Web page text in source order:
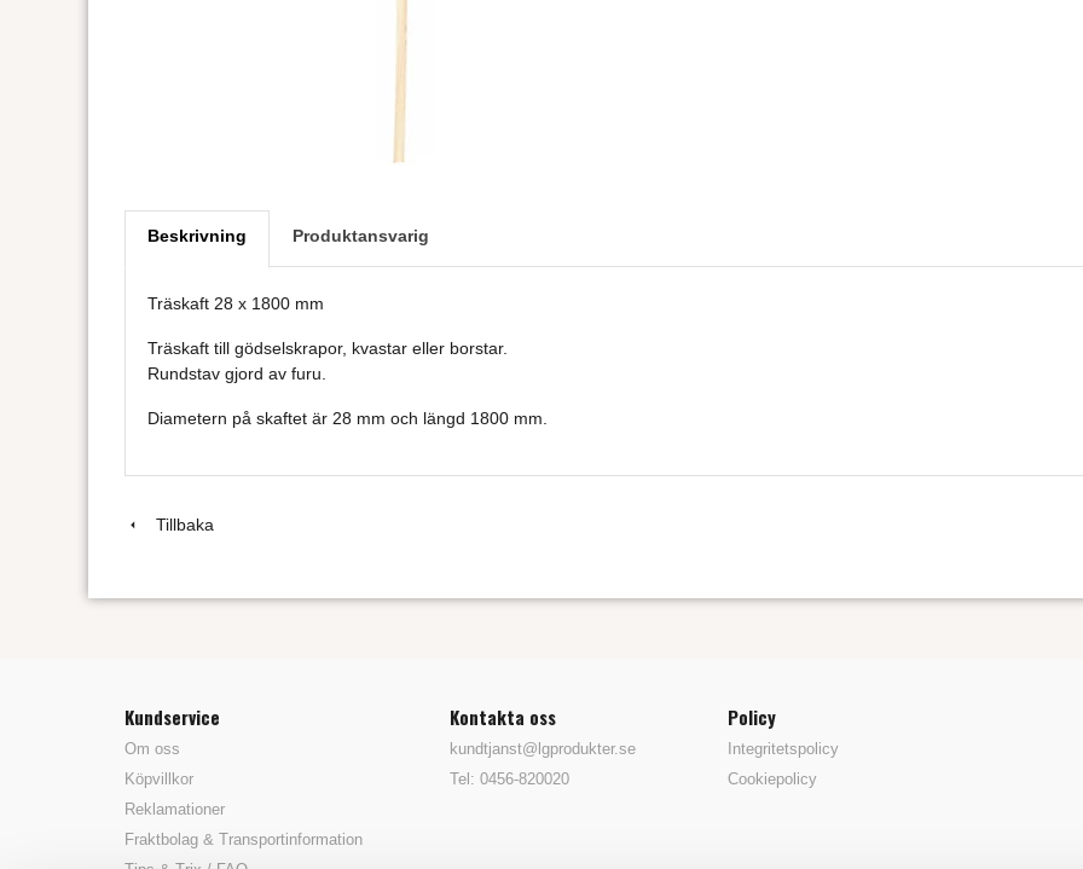
Beskrivning Produktansvarig
Träskaft 28 x 1800 mm
Träskaft till gödselskrapor, kvastar eller borstar.
Rundstav gjord av furu.
Diametern på skaftet är 28 mm och längd 1800 mm.
Tillbaka
Kundservice
Om oss
Köpvillkor
Reklamationer
Fraktbolag & Transportinformation
Kontakta oss
kundtjanst@lgprodukter.se
Tel: 0456-820020
Policy
Integritetspolicy
Cookiepolicy